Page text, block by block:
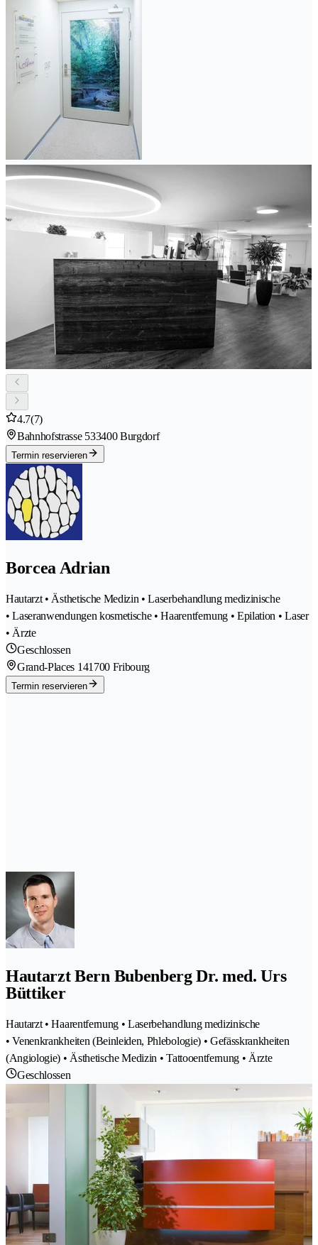
4.7(7)
Bahnhofstrasse 533400 Burgdorf
Termin reservieren
Borcea Adrian
Hautarzt • Ästhetische Medizin • Laserbehandlung medizinische
• Laseranwendungen kosmetische • Haarentfernung • Epilation • Laser
• Ärzte
Geschlossen
Grand-Places 141700 Fribourg
Termin reservieren
Hautarzt Bern Bubenberg Dr. med. Urs
Büttiker
Hautarzt • Haarentfernung • Laserbehandlung medizinische
• Venenkrankheiten (Beinleiden, Phlebologie) • Gefässkrankheiten
(Angiologie) • Ästhetische Medizin • Tattooentfernung • Ärzte
Geschlossen